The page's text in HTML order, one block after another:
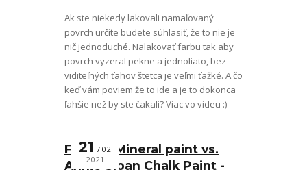
Ak ste niekedy lakovali namaľovaný
povrch určite budete súhlasiť, že to nie je
nič jednoduché. Nalakovať farbu tak aby
povrch vyzeral pekne a jednoliato, bez
viditeľných ťahov štetca je veľmi ťažké. A čo
keď vám poviem že to ide a je to dokonca
ľahšie než by ste čakali? Viac vo videu :)
FUSION Mineral paint vs.
Annie Sloan Chalk Paint -
21
02
2021